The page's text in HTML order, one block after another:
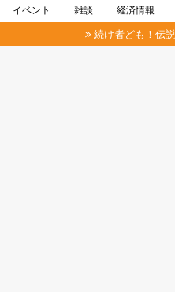
イベント 雑談 経済情報
続け者ども！伝